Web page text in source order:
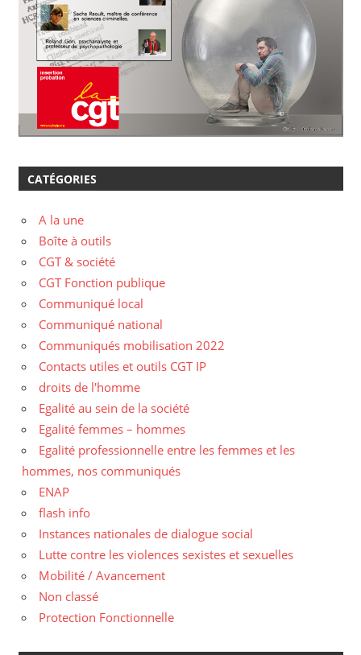
CATÉGORIES
A la une
Boîte à outils
CGT & société
CGT Fonction publique
Communiqué local
Communiqué national
Communiqués mobilisation 2022
Contacts utiles et outils CGT IP
droits de l'homme
Egalité au sein de la société
Egalité femmes – hommes
Egalité professionnelle entre les femmes et les
hommes, nos communiqués
ENAP
flash info
Instances nationales de dialogue social
Lutte contre les violences sexistes et sexuelles
Mobilité / Avancement
Non classé
Protection Fonctionnelle